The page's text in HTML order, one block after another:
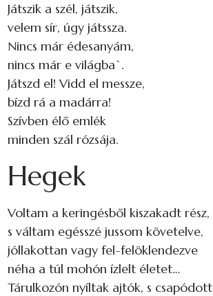
Játszik a szél, játszik,
velem sír, úgy játssza.
Nincs már édesanyám,
nincs már e világba`.
Játszd el! Vidd el messze,
bízd rá a madárra!
Szívben élő emlék
minden szál rózsája.
Hegek
Voltam a keringésből kiszakadt rész,
s váltam egésszé jussom követelve,
jóllakottan vagy fel-felöklendezve
néha a túl mohón ízlelt életet…
Tárulkozón nyíltak ajtók, s csapódott